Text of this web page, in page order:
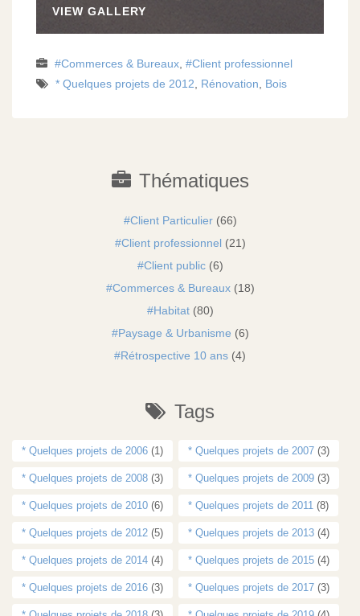
VIEW GALLERY
Commerces & Bureaux
Client professionnel
* Quelques projets de 2012
Rénovation Bois
Thématiques
Client Particulier(66)
Client professionnel(21)
Client public(6)
Commerces & Bureaux(18)
Habitat(80)
Paysage & Urbanisme (6)
Rétrospective 10 ans (4)
Tags
* Quelques projets de 2006 (1) * Quelques projets de 2007 (3)
* Quelques projets de 2008 (3) * Quelques projets de 2009 (3)
* Quelques projets de 2010 (6) * Quelques projets de 2011 (8)
* Quelques projets de 2012 (5) * Quelques projets de 2013 (4)
* Quelques projets de 2014 (4) * Quelques projets de 2015 (4)
* Quelques projets de 2016 (3) * Quelques projets de 2017 (3)